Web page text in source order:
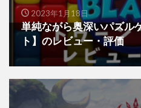
2023年1月18日
単純ながら奥深いパズル
ト】のレビュー・評価